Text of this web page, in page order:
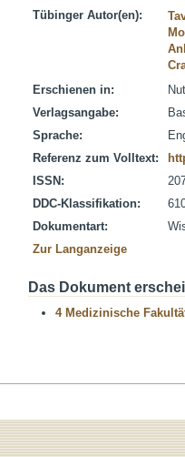
Tübinger Autor(en):
Erschienen in:
Verlagsangabe:
Sprache:
Referenz zum Volltext:
ISSN:
DDC-Klassifikation:
Dokumentart:
Zur Langanzeige
Das Dokument
4 Medizinische